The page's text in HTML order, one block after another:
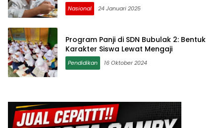
Nasional 24 Januari 2025
Program Panji di SDN Bubulak 2: Bentuk
Karakter Siswa Lewat Mengaji
Pendidikan 16 Oktober 2024